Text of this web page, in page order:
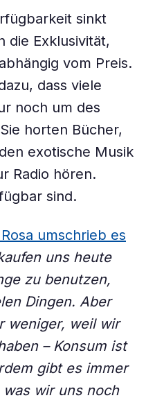
sinkt
die Exklusivität,
vom Preis.
dass viele
noch um des
horten Bücher,
exotische Musik
Radio hören.
sind.
umschrieb es
uns heute
zu benutzen,
Dingen. Aber
weniger, weil wir
– Konsum ist
gibt es immer
wir uns noch